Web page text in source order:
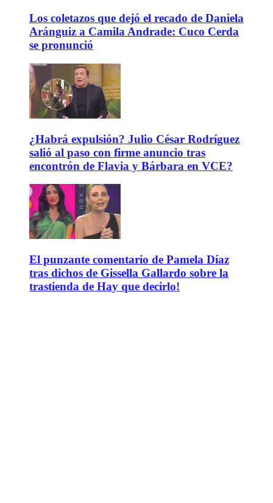
Los coletazos que dejó el recado de Daniela
Aránguiz a Camila Andrade: Cuco Cerda
se pronunció
¿Habrá expulsión? Julio César Rodríguez
salió al paso con firme anuncio tras
encontrón de Flavia y Bárbara en VCE?
El punzante comentario de Pamela Díaz
tras dichos de Gissella Gallardo sobre la
trastienda de Hay que decirlo!